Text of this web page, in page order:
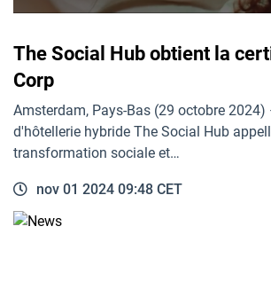
The Social Hub obtient la
Corp
Amsterdam, Pays-Bas (29 octobre 2024)
d'hôtellerie hybride The Social Hub
transformation sociale et…
nov 01 2024 09:48 CET